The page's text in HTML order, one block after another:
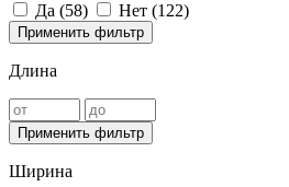
Да (58) Нет (122)
Применить фильтр
Длина
Применить фильтр
Ширина